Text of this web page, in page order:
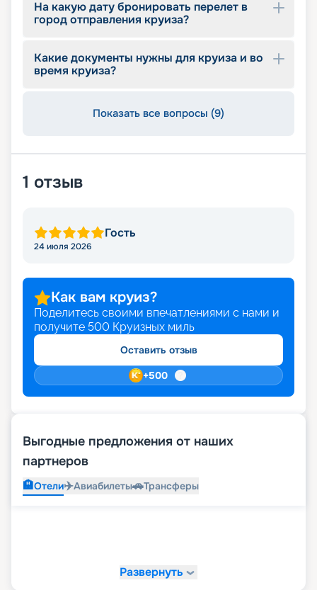
На какую дату бронировать перелет в
город отправления круиза?
Какие документы нужны для круиза и во
время круиза?
Показать все вопросы (9)
1 отзыв
Гость
24 июля 2026
Как вам круиз?
Поделитесь своими впечатлениями с нами и
получите 500 Круизных миль
Оставить отзыв
+500
Выгодные предложения от наших
партнеров
🏨Отели✈️Авиабилеты🚗Трансферы
Развернуть